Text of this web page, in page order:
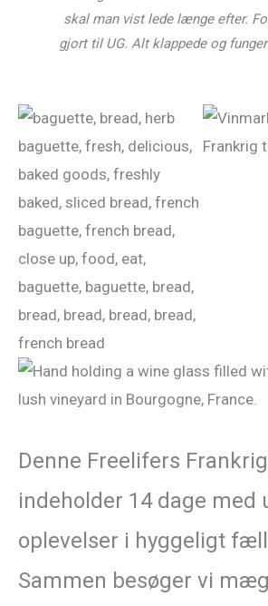
skal man vist lede længe efter.
gjort til UG. Alt klappede og
Denne Freelifers
indeholder 14 dage med
oplevelser i hyggeligt
Sammen besøger vi